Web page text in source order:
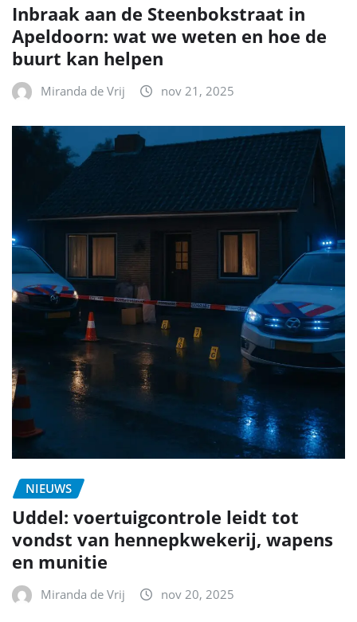
Inbraak aan de Steenbokstraat in
Apeldoorn: wat we weten en hoe de
buurt kan helpen
Miranda de Vrij nov 21, 2025
NIEUWS
Uddel: voertuigcontrole leidt tot
vondst van hennepkwekerij, wapens
en munitie
Miranda de Vrij nov 20, 2025